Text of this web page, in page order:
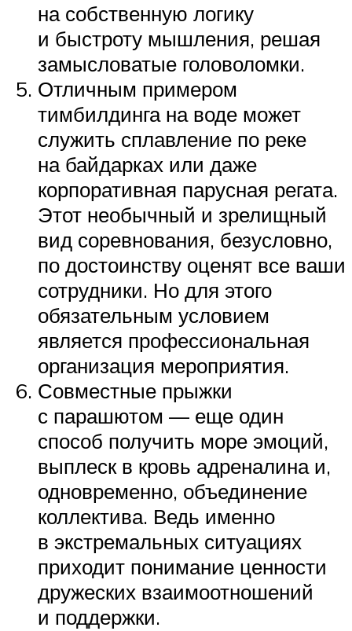
на собственную логику
и быстроту мышления, решая
замысловатые головоломки.
Отличным примером
тимбилдинга на воде может
служить сплавление по реке
на байдарках или даже
корпоративная парусная регата.
Этот необычный и зрелищный
вид соревнования, безусловно,
по достоинству оценят все ваши
сотрудники. Но для этого
обязательным условием
является профессиональная
организация мероприятия.
Совместные прыжки
с парашютом — еще один
способ получить море эмоций,
выплеск в кровь адреналина и,
одновременно, объединение
коллектива. Ведь именно
в экстремальных ситуациях
приходит понимание ценности
дружеских взаимоотношений
и поддержки.